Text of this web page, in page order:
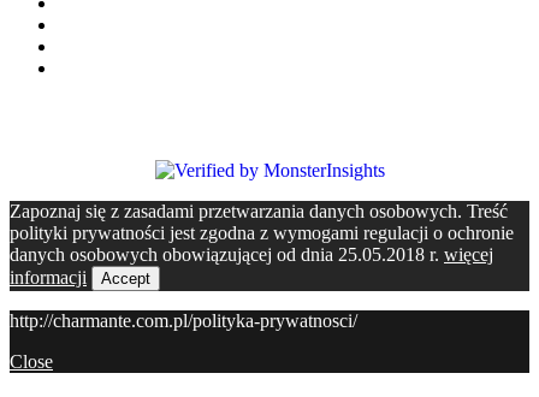
Zapoznaj się z zasadami przetwarzania danych osobowych. Treść
polityki prywatności jest zgodna z wymogami regulacji o ochronie
danych osobowych obowiązującej od dnia 25.05.2018 r. więcej
informacji
Accept
http://charmante.com.pl/polityka-prywatnosci/
Close